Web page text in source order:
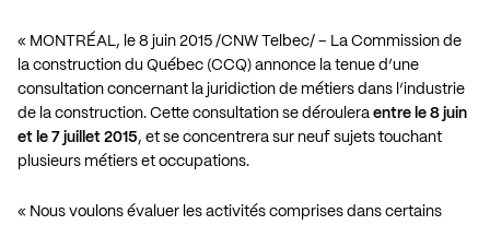
« MONTRÉAL, le 8 juin 2015 /CNW Telbec/ – La Commission de
la construction du Québec (CCQ) annonce la tenue d’une
consultation concernant la juridiction de métiers dans l’industrie
de la construction. Cette consultation se déroulera entre le 8 juin
et le 7 juillet 2015, et se concentrera sur neuf sujets touchant
plusieurs métiers et occupations.
« Nous voulons évaluer les activités comprises dans certains